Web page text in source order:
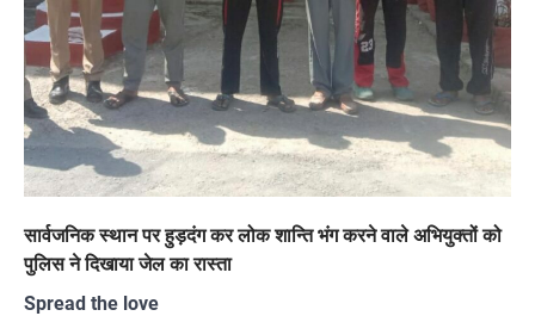
सार्वजनिक स्थान पर हुड़दंग कर लोक शान्ति भंग करने वाले अभियुक्तों को
पुलिस ने दिखाया जेल का रास्ता
Spread the love